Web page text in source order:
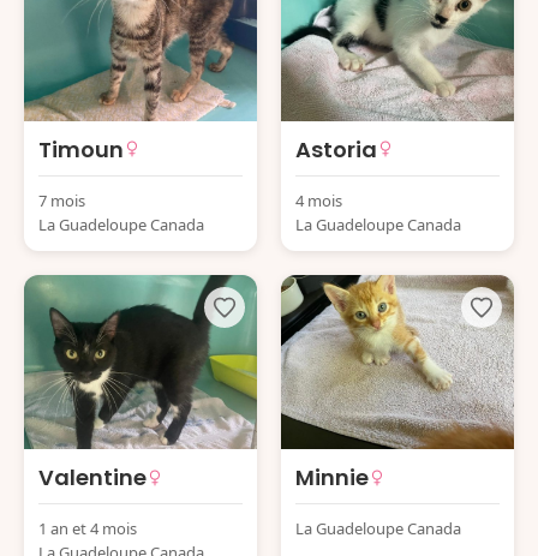
Timoun
7 mois
La Guadeloupe Canada
Astoria
4 mois
La Guadeloupe Canada
Valentine
1 an et 4 mois
Minnie
La Guadeloupe Canada